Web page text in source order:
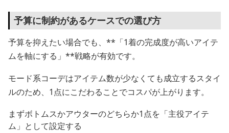
予算に制約があるケースでの選び方
予算を抑えたい場合でも、**「1着の完成度が高いアイテ
ムを軸にする」**戦略が有効です。
モード系コーデはアイテム数が少なくても成立するスタイ
ルのため、1点にこだわることでコスパが上がります。
まずボトムスかアウターのどちらか1点を「主役アイテ
ム」として設定する